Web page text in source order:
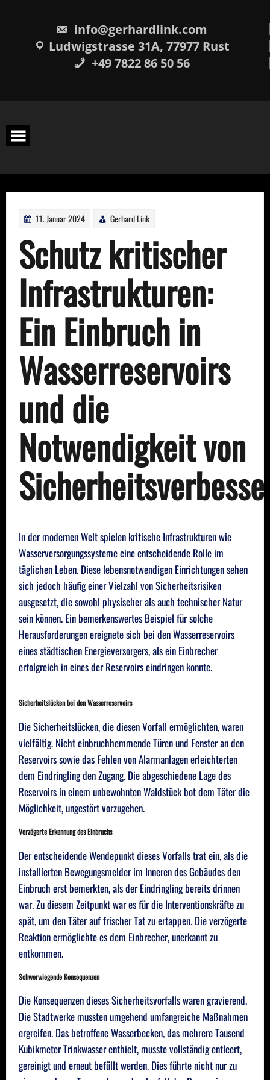
info@gerhardlink.com
Ludwigstrasse 31A, 77977 Rust
+49 7822 86 50 56
11. Januar 2024 Gerhard Link
Schutz kritischer
Infrastrukturen:
Ein Einbruch in
Wasserreservoirs
und die
Notwendigkeit von
In der modernen Welt spielen kritische Infrastrukturen wie
Wasserversorgungssysteme eine entscheidende Rolle im
täglichen Leben. Diese lebensnotwendigen Einrichtungen sehen
sich jedoch häufig einer Vielzahl von Sicherheitsrisiken
ausgesetzt, die sowohl physischer als auch technischer Natur
sein können. Ein bemerkenswertes Beispiel für solche
Herausforderungen ereignete sich bei den Wasserreservoirs
eines städtischen Energieversorgers, als ein Einbrecher
erfolgreich in eines der Reservoirs eindringen konnte.
Sicherheitslücken bei den Wasserreservoirs
Die Sicherheitslücken, die diesen Vorfall ermöglichten, waren
vielfältig. Nicht einbruchhemmende Türen und Fenster an den
Reservoirs sowie das Fehlen von Alarmanlagen erleichterten
dem Eindringling den Zugang. Die abgeschiedene Lage des
Reservoirs in einem unbewohnten Waldstück bot dem Täter die
Möglichkeit, ungestört vorzugehen.
Verzögerte Erkennung des Einbruchs
Der entscheidende Wendepunkt dieses Vorfalls trat ein, als die
installierten Bewegungsmelder im Inneren des Gebäudes den
Einbruch erst bemerkten, als der Eindringling bereits drinnen
war. Zu diesem Zeitpunkt war es für die Interventionskräfte zu
spät, um den Täter auf frischer Tat zu ertappen. Die verzögerte
Reaktion ermöglichte es dem Einbrecher, unerkannt zu
entkommen.
Schwerwiegende Konsequenzen
Die Konsequenzen dieses Sicherheitsvorfalls waren gravierend.
Die Stadtwerke mussten umgehend umfangreiche Maßnahmen
ergreifen. Das betroffene Wasserbecken, das mehrere Tausend
Kubikmeter Trinkwasser enthielt, musste vollständig entleert,
gereinigt und erneut befüllt werden. Dies führte nicht nur zu